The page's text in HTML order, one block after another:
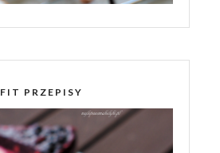
FIT PRZEPISY